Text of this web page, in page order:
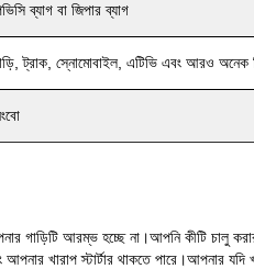
ব্যাগ বা জিপার ব্যাগ
ট্রাক, স্নোমোবাইল, এটিভি এবং আরও অনেক
গাড়িটি আরম্ভ হচ্ছে না।আপনি কীটি চালু
খারাপ স্টার্টার থাকতে পারে।আপনার